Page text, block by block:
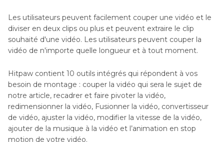
Les utilisateurs peuvent facilement couper une vidéo et le
diviser en deux clips ou plus et peuvent extraire le clip
souhaité d'une vidéo. Les utilisateurs peuvent couper la
vidéo de n'importe quelle longueur et à tout moment.
Hitpaw contient 10 outils intégrés qui répondent à vos
besoin de montage : couper la vidéo qui sera le sujet de
notre article, recadrer et faire pivoter la vidéo,
redimensionner la vidéo, Fusionner la vidéo, convertisseur
de vidéo, ajuster la vidéo, modifier la vitesse de la vidéo,
ajouter de la musique à la vidéo et l’animation en stop
motion de votre vidéo.